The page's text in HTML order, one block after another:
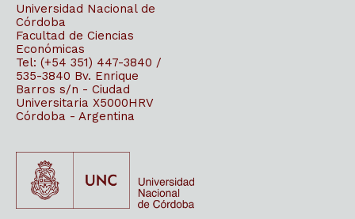
Universidad Nacional de
Córdoba
Facultad de Ciencias
Económicas
Tel: (+54 351) 447-3840 /
535-3840 Bv. Enrique
Barros s/n - Ciudad
Universitaria X5000HRV
Córdoba - Argentina